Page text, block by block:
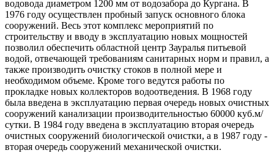
водовода диаметром 1200 мм от водозабора до Кургана. В
1976 году осуществлен пробный запуск основного блока
сооружений. Весь этот комплекс мероприятий по
строительству и вводу в эксплуатацию новых мощностей
позволил обеспечить областной центр Зауралья питьевой
водой, отвечающей требованиям санитарных норм и правил, а
также производить очистку стоков в полной мере и
необходимом объеме. Кроме того ведутся работы по
прокладке новых коллекторов водоотведения. В 1968 году
была введена в эксплуатацию первая очередь новых очистных
сооружений канализации производительностью 60000 куб.м/
сутки. В 1984 году введена в эксплуатацию вторая очередь
очистных сооружений биологической очистки, а в 1987 году -
вторая очередь сооружений механической очистки.